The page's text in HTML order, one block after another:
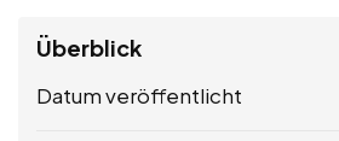
Überblick
Datum veröffentlicht